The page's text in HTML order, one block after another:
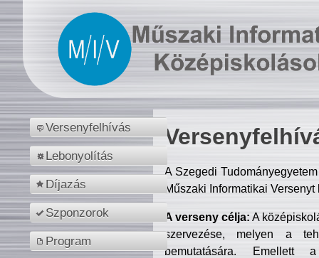
Versenyfelhívás
Lebonyolítás
Díjazás
Szponzorok
Program
A Szegedi
Műszaki Informatikai
A verseny célja: A
szervezése, melyen a
bemutatására. Emellett